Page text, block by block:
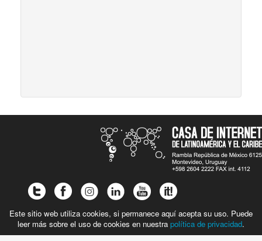
Este sitio web utiliza cookies, si permanece aquí acepta su uso. Puede
leer más sobre el uso de cookies en nuestra política de privacidad.